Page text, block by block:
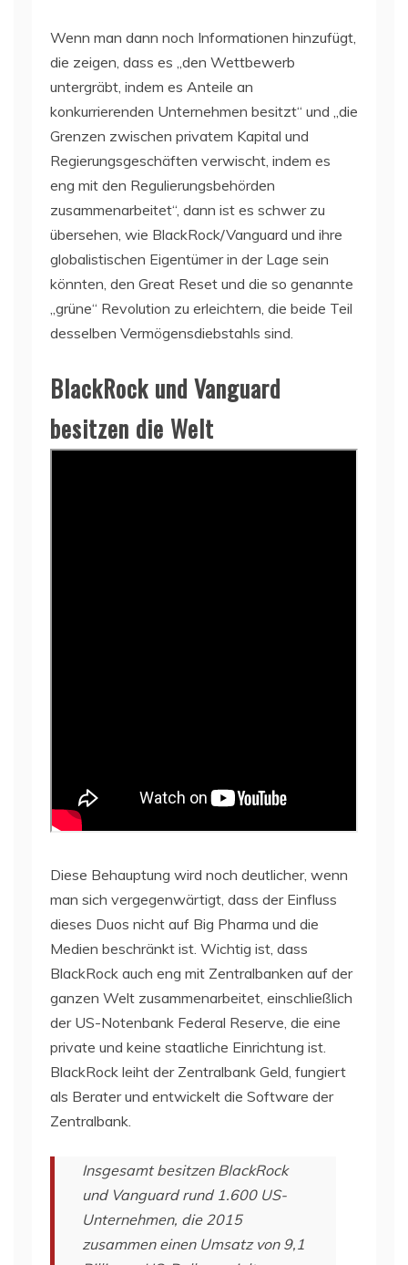
Wenn man dann noch Informationen hinzufügt,
die zeigen, dass es „den Wettbewerb
untergräbt, indem es Anteile an
konkurrierenden Unternehmen besitzt“ und „die
Grenzen zwischen privatem Kapital und
Regierungsgeschäften verwischt, indem es
eng mit den Regulierungsbehörden
zusammenarbeitet“, dann ist es schwer zu
übersehen, wie BlackRock/Vanguard und ihre
globalistischen Eigentümer in der Lage sein
könnten, den Great Reset und die so genannte
„grüne“ Revolution zu erleichtern, die beide Teil
desselben Vermögensdiebstahls sind.
BlackRock und Vanguard
besitzen die Welt
Diese Behauptung wird noch deutlicher, wenn
man sich vergegenwärtigt, dass der Einfluss
dieses Duos nicht auf Big Pharma und die
Medien beschränkt ist. Wichtig ist, dass
BlackRock auch eng mit Zentralbanken auf der
ganzen Welt zusammenarbeitet, einschließlich
der US-Notenbank Federal Reserve, die eine
private und keine staatliche Einrichtung ist.
BlackRock leiht der Zentralbank Geld, fungiert
als Berater und entwickelt die Software der
Zentralbank.
Insgesamt besitzen BlackRock
und Vanguard rund 1.600 US-
Unternehmen, die 2015
zusammen einen Umsatz von 9,1